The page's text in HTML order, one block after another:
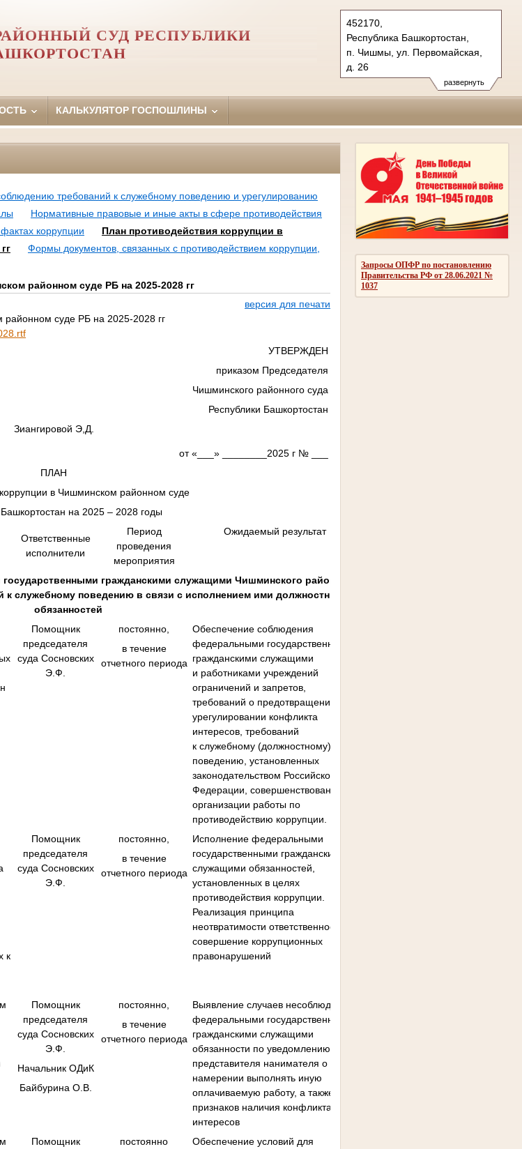
развернуть
452170,
Республика Башкортостан,
п. Чишмы, ул. Первомайская,
д. 26
Тел.: (34797) 2-28-43
chishmilinsky.bkr@sudrf.ru
СУД РЕСПУБЛИКИ
КАЛЬКУЛЯТОР ГОСПОШЛИНЫ
Запросы ОПФР по постановлению
Правительства РФ от 28.06.2021 №
1037
требований к служебному поведению и урегулированию
Нормативные правовые и иные акты в сфере противодействия
коррупции
План противодействия коррупции в
Формы документов, связанных с противодействием коррупции,
районном суде РБ на 2025-2028 гг
версия для печати
суде РБ на 2025-2028 гг
УТВЕРЖДЕН
приказом Председателя
Чишминского районного суда
Республики Башкортостан
Зиангировой Э,Д.
от «___» ________2025 г № ___
ПЛАН
в Чишминском районном суде
Башкортостан на 2025 – 2028 годы
Ответственные
исполнители
Период
проведения
мероприятия
Ожидаемый результат
гражданскими служащими Чишминского районного
к служебному поведению в связи с исполнением ими должностных
обязанностей
Помощник
председателя
суда Сосновских
Э.Ф.
постоянно,
в течение
отчетного периода
Обеспечение соблюдения
федеральными государственными
гражданскими служащими
‎и работниками учреждений
ограничений и запретов,
требований о предотвращении или
урегулировании конфликта
интересов, требований
‎к служебному (должностному)
поведению, установленных
законодательством Российской
Федерации, совершенствование
организации работы по
противодействию коррупции.
к
Помощник
председателя
суда Сосновских
Э.Ф.
постоянно,
в течение
отчетного периода
Исполнение федеральными
государственными гражданскими
служащими обязанностей,
установленных в целях
противодействия коррупции.
Реализация принципа
неотвратимости ответственности за
совершение коррупционных
правонарушений
Помощник
председателя
суда Сосновских
Э.Ф.
Начальник ОДиК
Байбурина О.В.
постоянно,
в течение
отчетного периода
Выявление случаев несоблюдения
федеральными государственными
гражданскими служащими
обязанности по уведомлению
представителя нанимателя ‎о
намерении выполнять иную
оплачиваемую работу, а также
признаков наличия конфликта
интересов
Помощник
постоянно
Обеспечение условий для